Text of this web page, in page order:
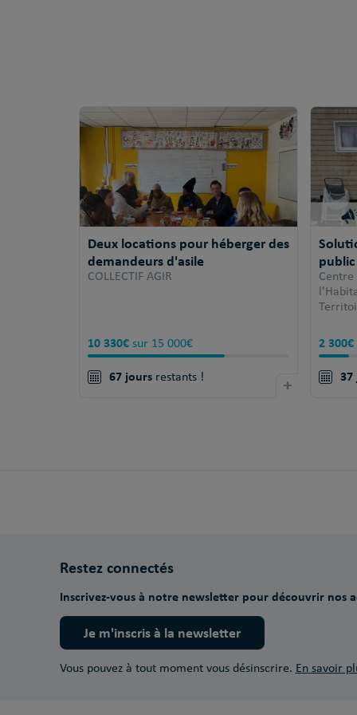
Deux locations pour héberger des
demandeurs d'asile
COLLECTIF AGIR
10 330€ sur 15 000€
67 jours restants ! +
public
Centre
2 300€
Restez connectés
Inscrivez-vous à notre newsletter pour découvrir nos
Je m'inscris à la newsletter
Vous pouvez à tout moment vous désinscrire. En savoir